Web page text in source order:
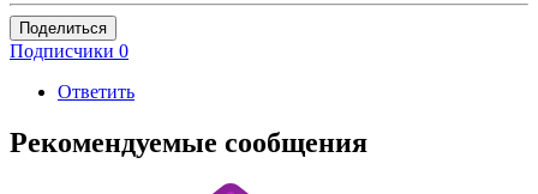
Поделиться
Подписчики 0
Ответить
Рекомендуемые сообщения